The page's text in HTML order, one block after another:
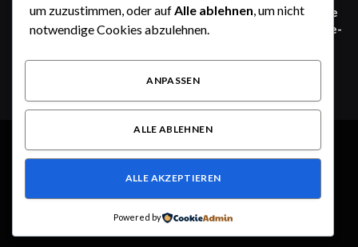
Zaunfelder von WIŚNIOWSKI – robuste
Systemlösungen für moderne Industrie-
© 2026 Alle Rechte vorbehalten.Heute im Fokus
Haftung für Inhalte
Datenschutzerklärung
um zuzustimmen, oder aufAlle ablehnen, um nicht
notwendige Cookies abzulehnen.
ANPASSEN
ALLE ABLEHNEN
ALLE AKZEPTIEREN
Powered by